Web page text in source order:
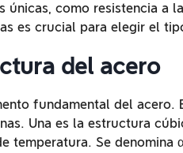
únicas, como resistencia a
es crucial para elegir el
del acero
fundamental del acero.
Una es la estructura
temperatura. Se